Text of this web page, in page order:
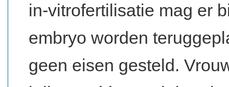
in-vitrofertilisatie mag er
embryo worden
geen eisen gesteld.